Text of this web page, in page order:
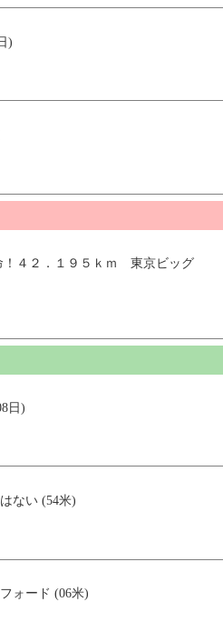
)
４２．１９５ｋｍ 東京ビッグ
日)
ない (54米)
ォード (06米)